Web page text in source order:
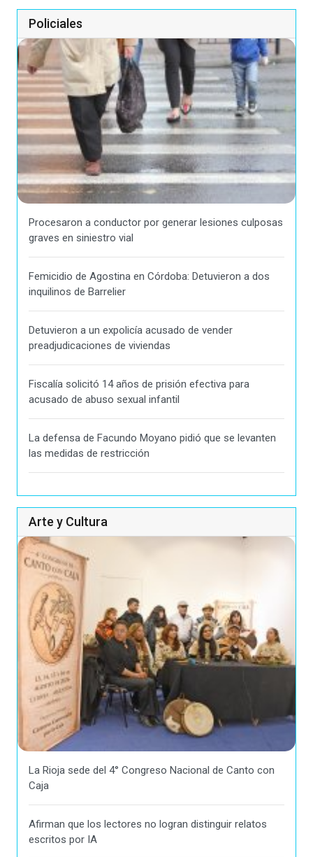
Policiales
Procesaron a conductor por generar lesiones culposas
graves en siniestro vial
Femicidio de Agostina en Córdoba: Detuvieron a dos
inquilinos de Barrelier
Detuvieron a un expolicía acusado de vender
preadjudicaciones de viviendas
Fiscalía solicitó 14 años de prisión efectiva para
acusado de abuso sexual infantil
La defensa de Facundo Moyano pidió que se levanten
las medidas de restricción
Arte y Cultura
La Rioja sede del 4° Congreso Nacional de Canto con
Caja
Afirman que los lectores no logran distinguir relatos
escritos por IA